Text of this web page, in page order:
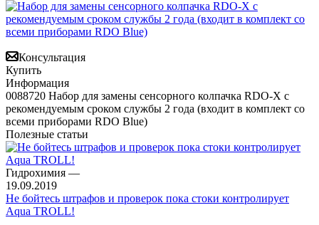
Консультация
Купить
Информация
0088720 Набор для замены сенсорного колпачка RDO-X с
рекомендуемым сроком службы 2 года (входит в комплект со
всеми приборами RDO Bluе)
Полезные статьи
Гидрохимия —
19.09.2019
Не бойтесь штрафов и проверок пока стоки контролирует
Aqua TROLL!